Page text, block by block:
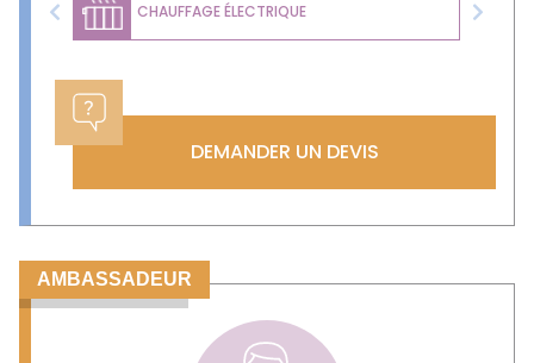
CHAUFFAGE ÉLECTRIQUE
Previous Next
DEMANDER UN DEVIS
AMBASSADEUR